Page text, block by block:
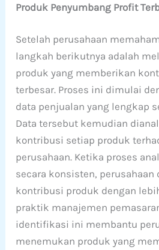
Produk Penyumbang Profit
Setelah perusahaan
langkah berikutnya adalah
produk yang memberikan
terbesar. Proses ini dimulai
data penjualan yang lengkap
Data tersebut kemudian
kontribusi setiap produk
perusahaan. Ketika proses
secara konsisten,
kontribusi produk dengan
praktik manajemen
identifikasi ini membantu
menemukan produk yang